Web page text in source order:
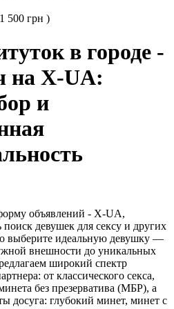
500 грн )
в городе -
на X-UA:
и
объявлений - X-UA,
девушек для сексу и других
выберите идеальную девушку —
внешности до уникальных
широкий спектр
от классического секса,
без презерватива (МБР), а
досуга: глубокий минет, минет с